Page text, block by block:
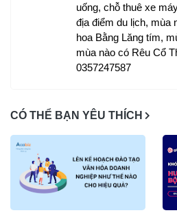
uống, chỗ thuê xe
địa điểm du lịch, mùa
hoa Bằng Lăng tím,
mùa nào có Rêu Cổ
0357247587
CÓ THỂ BẠN YÊU THÍCH